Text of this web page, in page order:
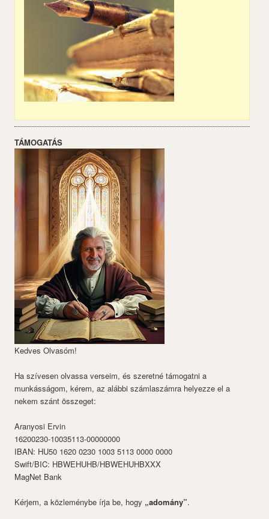
TÁMOGATÁS
Kedves Olvasóm!
Ha szívesen olvassa verseim, és szeretné támogatni a
munkásságom, kérem, az alábbi számlaszámra helyezze el a
nekem szánt összeget:
Aranyosi Ervin
16200230-10035113-00000000
IBAN: HU50 1620 0230 1003 5113 0000 0000
Swift/BIC: HBWEHUHB/HBWEHUHBXXX
MagNet Bank
Kérjem, a közleménybe írja be, hogy „adomány”.